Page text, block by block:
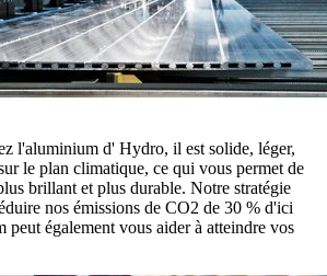
l'aluminium d' Hydro, il est solide, léger,
le plan climatique, ce qui vous permet de
brillant et plus durable. Notre stratégie
nos émissions de CO2 de 30 % d'ici
également vous aider à atteindre vos